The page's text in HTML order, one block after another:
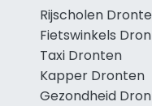
Rijscholen
Fietswinkels
Taxi Dronten
Kapper Dronten
Gezondheid